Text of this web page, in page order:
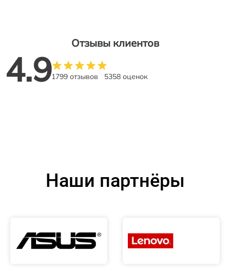
Отзывы клиентов
4.91799 отзывов 5358 оценок
Наши партнёры